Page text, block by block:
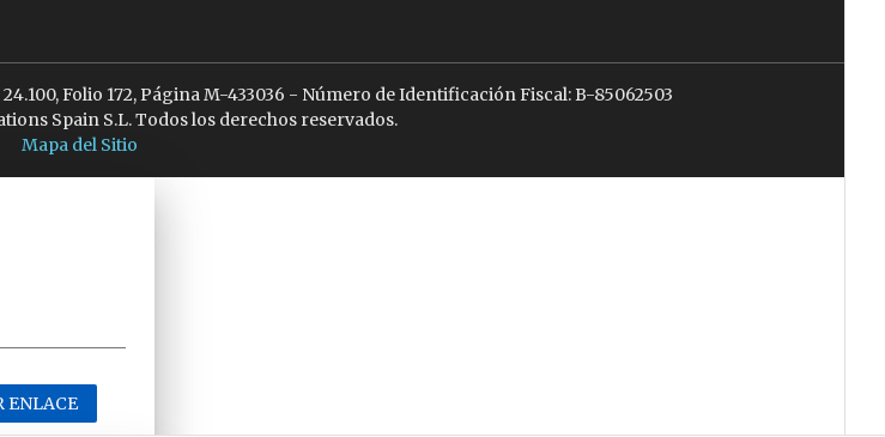
Folio 172, Página M-433036 - Número de Identificación Fiscal: B-85062503
Spain S.L. Todos los derechos reservados.
Mapa del Sitio
ENLACE